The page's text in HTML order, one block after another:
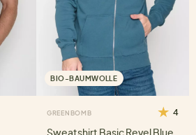
BIO-BAUMWOLLE
GREENBOMB 4
Sweatshirt Basic Revel Blue